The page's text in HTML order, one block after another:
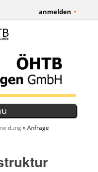
anmelden
» Anfrage